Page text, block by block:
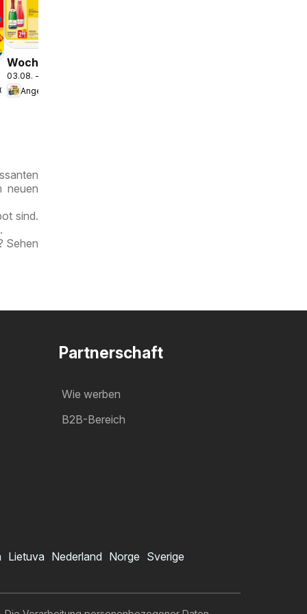
Wochenangebote
03.08. - 08.08.2026
Angebote
neuen
sind.
Sehen
Partnerschaft
Wie werben
B2B-Bereich
Lietuva Nederland Norge Sverige